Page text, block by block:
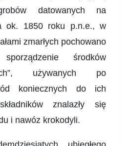
datowanych na
ok. 1850 roku p.n.e., w
zmarłych pochowano
środków
używanych po
koniecznych do ich
znalazły się
i nawóz krokodyli.